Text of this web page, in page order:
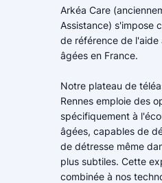
Arkéa Care
Assistance) s'impose
de référence de l'aide
âgées en France.
Notre plateau de
Rennes emploie des
spécifiquement à
âgées, capables de
de détresse même
plus subtiles. Cette
combinée à nos